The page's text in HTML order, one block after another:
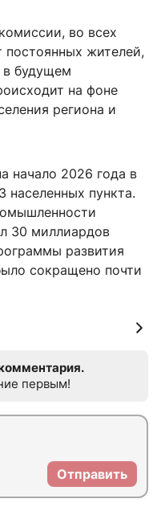
во всех
постоянных жителей,
в будущем
на фоне
региона и
начало 2026 года в
населенных пункта.
30 миллиардов
развития
сокращено почти
первым!
Отправить